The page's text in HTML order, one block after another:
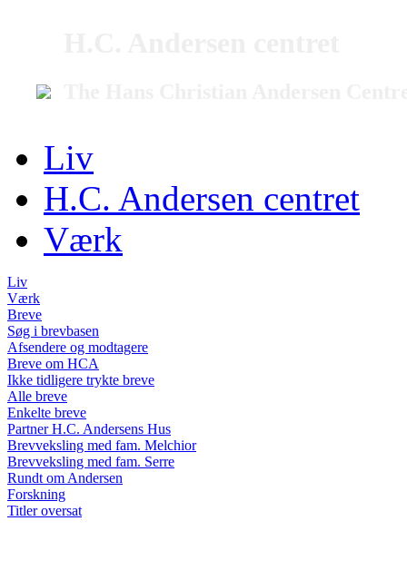
Liv
H.C. Andersen centret
Værk
Liv
Værk
Breve
Søg i brevbasen
Afsendere og modtagere
Breve om HCA
Ikke tidligere trykte breve
Alle breve
Enkelte breve
Partner H.C. Andersens Hus
Brevveksling med fam. Melchior
Brevveksling med fam. Serre
Rundt om Andersen
Forskning
Titler oversat